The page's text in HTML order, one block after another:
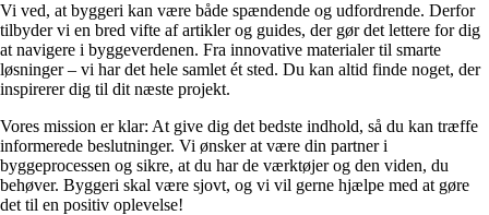
Vi ved, at byggeri kan være både spændende og udfordrende. Derfor
tilbyder vi en bred vifte af artikler og guides, der gør det lettere for dig
at navigere i byggeverdenen. Fra innovative materialer til smarte
løsninger – vi har det hele samlet ét sted. Du kan altid finde noget, der
inspirerer dig til dit næste projekt.
Vores mission er klar: At give dig det bedste indhold, så du kan træffe
informerede beslutninger. Vi ønsker at være din partner i
byggeprocessen og sikre, at du har de værktøjer og den viden, du
behøver. Byggeri skal være sjovt, og vi vil gerne hjælpe med at gøre
det til en positiv oplevelse!